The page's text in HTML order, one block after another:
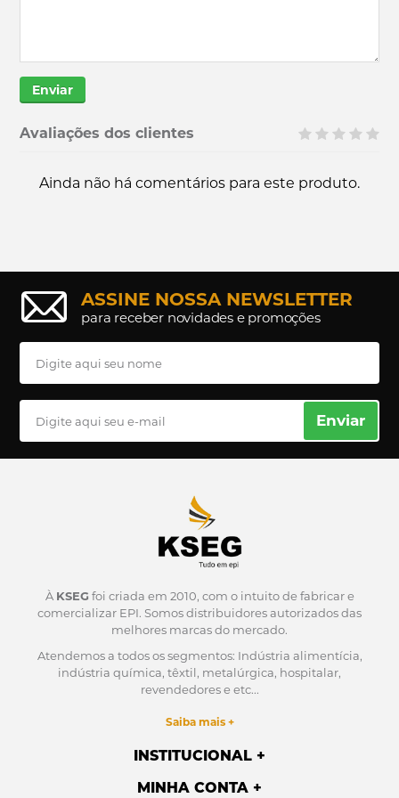
Enviar
Avaliações dos clientes
Ainda não há comentários para este produto.
ASSINE NOSSA NEWSLETTER
para receber novidades e promoções
Enviar
À KSEG foi criada em 2010, com o intuito de fabricar e
comercializar EPI. Somos distribuidores autorizados das
melhores marcas do mercado.
Atendemos a todos os segmentos: Indústria alimentícia,
indústria química, têxtil, metalúrgica, hospitalar,
revendedores e etc...
Saiba mais +
INSTITUCIONAL
MINHA CONTA